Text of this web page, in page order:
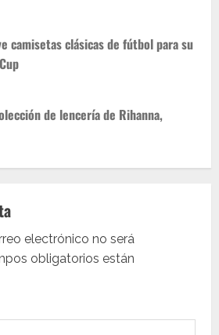
camisetas clásicas de fútbol para su
de lencería de Rihanna,
electrónico no será
obligatorios están